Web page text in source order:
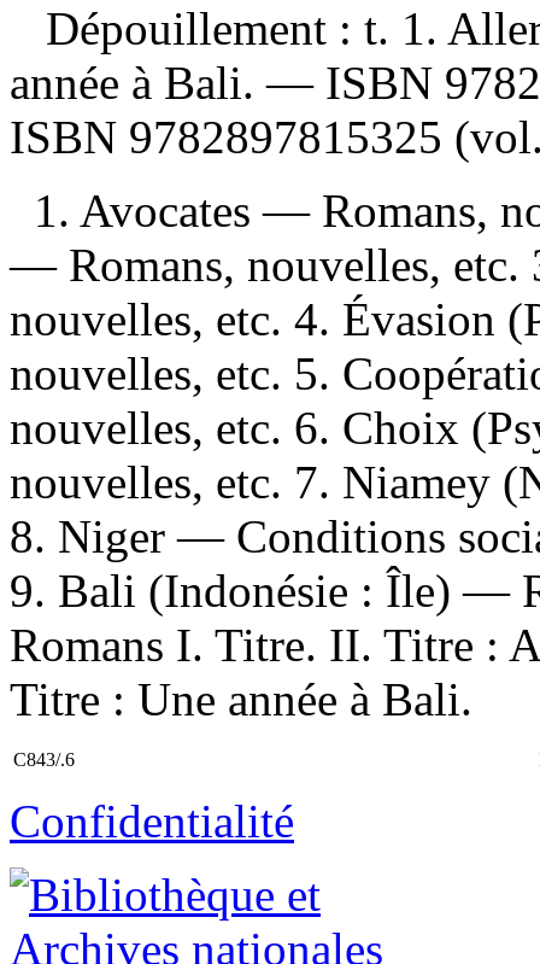
Dépouillement : t. 1.
année à Bali. — ISBN
ISBN 9782897815325
1. Avocates — Romans,
— Romans, nouvelles,
nouvelles, etc. 4. Évasion
nouvelles, etc. 5.
nouvelles, etc. 6. Choix
nouvelles, etc. 7. Niamey
8. Niger — Conditions
9. Bali (Indonésie : Île) —
Romans I. Titre. II. Titre :
Titre : Une année à Bali.
C843/.6
Confidentialité